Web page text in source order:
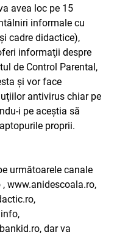
avea loc pe 15
informale cu
cadre didactice),
informaţii despre
de Control Parental,
şi vor face
antivirus chiar pe
i pe aceştia să
proprii.
următoarele canale
,www.anidescoala.ro,
,
,
, dar va